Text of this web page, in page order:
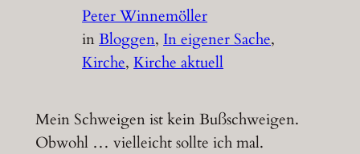
Peter Winnemöller
inBloggen, In eigener Sache
Kirche, Kirche aktuell
Mein Schweigen ist kein Bußschweigen.
Obwohl … vielleicht sollte ich mal.